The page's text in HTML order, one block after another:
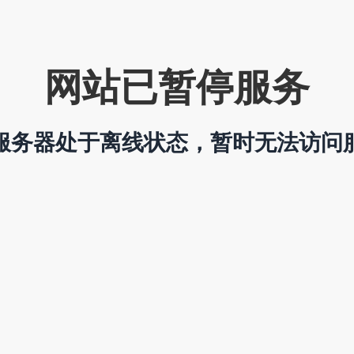
网站已暂停服务
务器处于离线状态，暂时无法访问